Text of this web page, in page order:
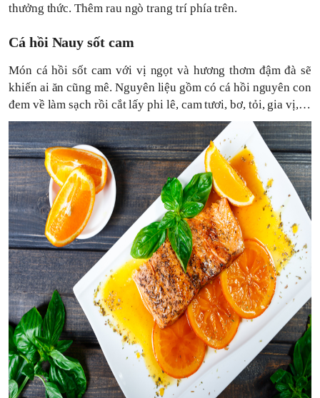
thưởng thức. Thêm rau ngò trang trí phía trên.
Cá hồi Nauy sốt cam
Món cá hồi sốt cam với vị ngọt và hương thơm đậm đà sẽ
khiến ai ăn cũng mê. Nguyên liệu gồm có cá hồi nguyên con
đem về làm sạch rồi cắt lấy phi lê, cam tươi, bơ, tỏi, gia vị,…